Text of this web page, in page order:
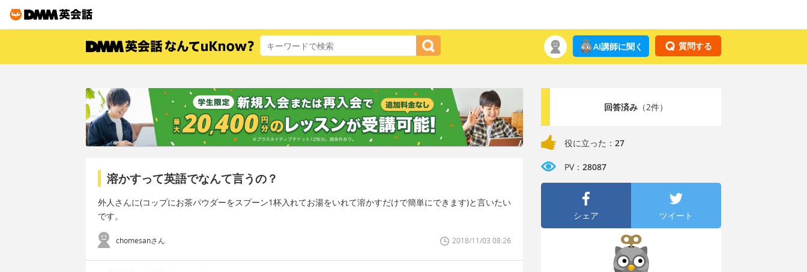
質問する
AI講師に聞く
溶かすって英語でなんて言うの？
外人さんに(コップにお茶パウダーをスプーン1杯入れてお湯をいれて溶かすだけで簡単にできます)と言いたい
です。
chomesanさん 2018/11/03 08:26
回答済み（2件）
役に立った： 27
PV： 28087
シェア ツイート